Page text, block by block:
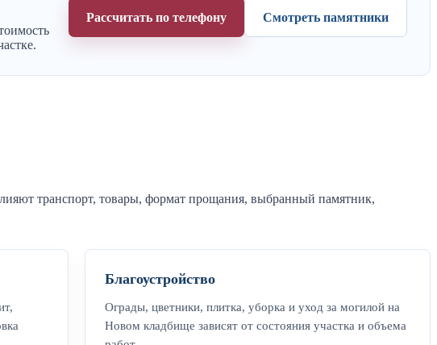
Рассчитать по телефону Смотреть памятники
транспорт, товары, формат прощания, выбранный памятник,
Благоустройство
Ограды, цветники, плитка, уборка и уход за могилой на
Новом кладбище зависят от состояния участка и объема